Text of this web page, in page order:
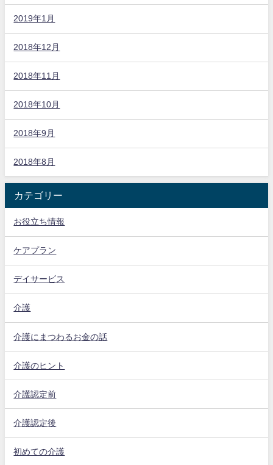
2019年1月
2018年12月
2018年11月
2018年10月
2018年9月
2018年8月
カテゴリー
お役立ち情報
ケアプラン
デイサービス
介護
介護にまつわるお金の話
介護のヒント
介護認定前
介護認定後
初めての介護